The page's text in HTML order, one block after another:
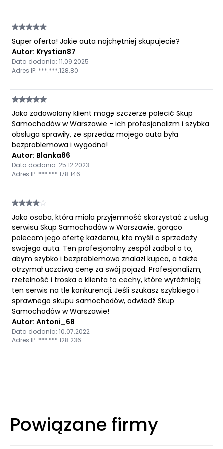
Super oferta! Jakie auta najchętniej skupujecie?
Autor: Krystian87
Data dodania: 11.09.2025
Adres IP: ***.***.128.80
Jako zadowolony klient mogę szczerze polecić Skup
Samochodów w Warszawie – ich profesjonalizm i szybka
obsługa sprawiły, że sprzedaż mojego auta była
bezproblemowa i wygodna!
Autor: Blanka86
Data dodania: 25.12.2023
Adres IP: ***.***.178.146
Jako osoba, która miała przyjemność skorzystać z usług
serwisu Skup Samochodów w Warszawie, gorąco
polecam jego ofertę każdemu, kto myśli o sprzedaży
swojego auta. Ten profesjonalny zespół zadbał o to,
abym szybko i bezproblemowo znalazł kupca, a także
otrzymał uczciwą cenę za swój pojazd. Profesjonalizm,
rzetelność i troska o klienta to cechy, które wyróżniają
ten serwis na tle konkurencji. Jeśli szukasz szybkiego i
sprawnego skupu samochodów, odwiedź Skup
Samochodów w Warszawie!
Autor: Antoni_68
Data dodania: 10.07.2022
Adres IP: ***.***.128.236
Powiązane firmy